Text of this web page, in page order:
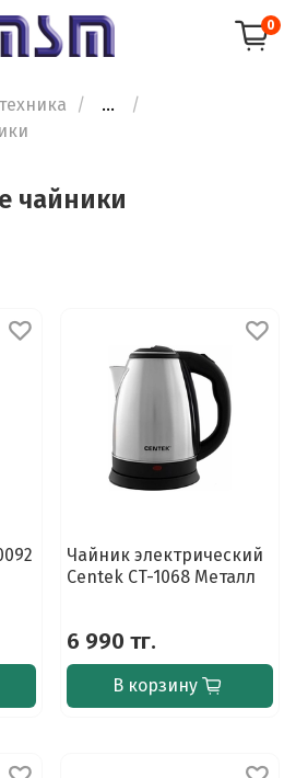
0
...
чайники
Чайник электрический
Centek CT-1068 Металл
6 990 тг.
В корзину